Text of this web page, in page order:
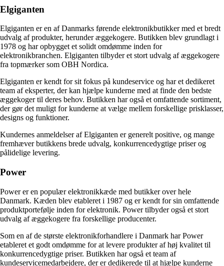
Elgiganten
Elgiganten er en af Danmarks førende elektronikbutikker med et bredt
udvalg af produkter, herunder æggekogere. Butikken blev grundlagt i
1978 og har opbygget et solidt omdømme inden for
elektronikbranchen. Elgiganten tilbyder et stort udvalg af æggekogere
fra topmærker som OBH Nordica.
Elgiganten er kendt for sit fokus på kundeservice og har et dedikeret
team af eksperter, der kan hjælpe kunderne med at finde den bedste
æggekoger til deres behov. Butikken har også et omfattende sortiment,
der gør det muligt for kunderne at vælge mellem forskellige prisklasser,
designs og funktioner.
Kundernes anmeldelser af Elgiganten er generelt positive, og mange
fremhæver butikkens brede udvalg, konkurrencedygtige priser og
pålidelige levering.
Power
Power er en populær elektronikkæde med butikker over hele
Danmark. Kæden blev etableret i 1987 og er kendt for sin omfattende
produktportefølje inden for elektronik. Power tilbyder også et stort
udvalg af æggekogere fra forskellige producenter.
Som en af de største elektronikforhandlere i Danmark har Power
etableret et godt omdømme for at levere produkter af høj kvalitet til
konkurrencedygtige priser. Butikken har også et team af
kundeservicemedarbejdere, der er dedikerede til at hjælpe kunderne